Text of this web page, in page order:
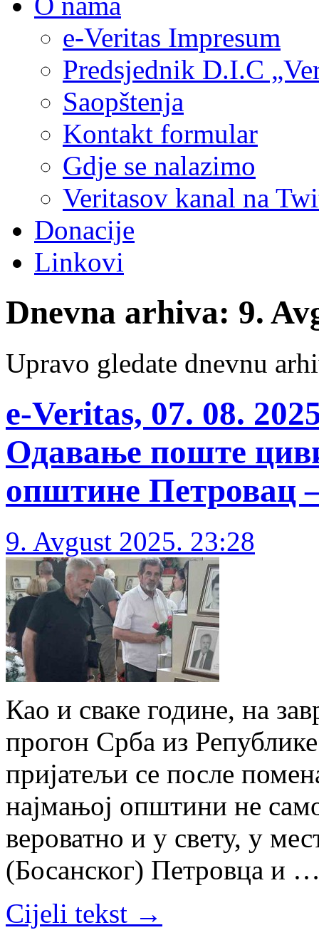
e-Veritas Impresum
Predsjednik D.I.C
Saopštenja
Kontakt formular
Gdje se nalazimo
Veritasov kanal na
Donacije
Linkovi
Dnevna arhiva: 9.
Upravo gledate dnevnu
e-Veritas, 07. 08.
Одавање поште
општине Петровац
9. Avgust 2025. 23:28
Као и сваке године, на
прогон Срба из
пријатељи се после
најмањој општини не
вероватно и у свету, у
(Босанског) Петровца и
Cijeli tekst →